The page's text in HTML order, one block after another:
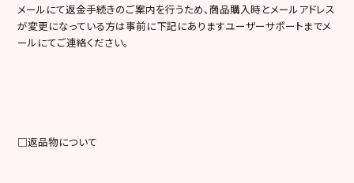
メールにて返金手続きのご案内を行うため、商品購入時とメールアドレス
が変更になっている方は事前に下記にありますユーザーサポートまでメ
ールにてご連絡ください。
□返品物について